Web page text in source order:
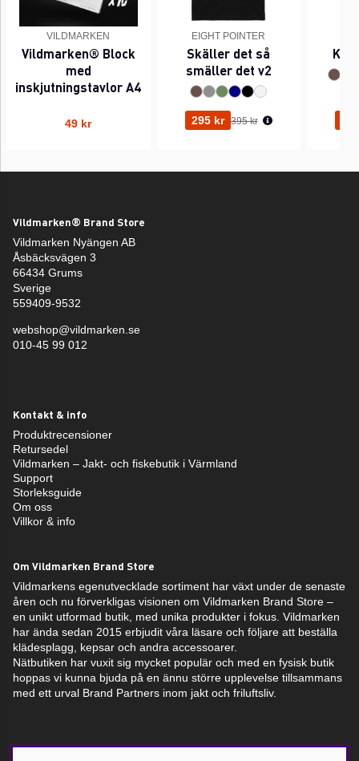
VILDMARKEN
Vildmarken® Block
med
inskjutningstavlor A4
49 kr
EIGHT POINTER
Skäller det så
smäller det v2
295 kr Ordinarie pris:
395 kr
Vildmarken® Brand Store
Vildmarken Nyängen AB
Åsbäcksvägen 3
66434 Grums
Sverige
559409-9532
webshop@vildmarken.se
010-45 99 012
Kontakt & info
Produktrecensioner
Retursedel
Vildmarken – Jakt- och fiskebutik i Värmland
Support
Storleksguide
Om oss
Villkor & info
Om Vildmarken Brand Store
Vildmarkens egenutvecklade sortiment har växt under de senaste
åren och nu förverkligas visionen om Vildmarken Brand Store –
en unikt utformad butik, med unika produkter i fokus. Vildmarken
har ända sedan 2015 erbjudit våra läsare och följare att beställa
klädesplagg, kepsar och andra accessoarer.
Nätbutiken har vuxit sig mycket populär och med en fysisk butik
hoppas vi kunna bjuda på en ännu större upplevelse tillsammans
med ett urval Brand Partners inom jakt och friluftsliv.